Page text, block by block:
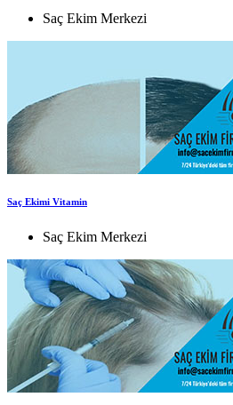
Saç Ekim Merkezi
Saç Ekimi Vitamin
Saç Ekim Merkezi